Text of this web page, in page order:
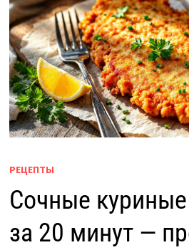
РЕЦЕПТЫ
Сочные
за 20 минут —